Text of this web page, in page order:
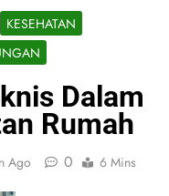
KESEHATAN
Dalam
Rumah
Ago 0 6 Mins